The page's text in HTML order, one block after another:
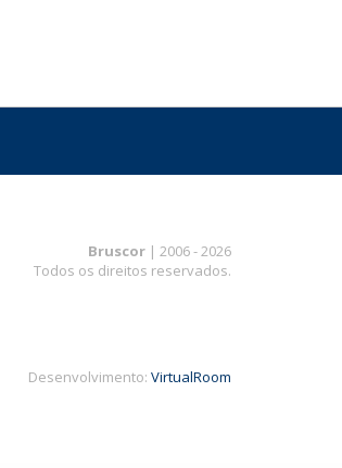
Bruscor | 2006 - 2026
Todos os direitos reservados.
Desenvolvimento: VirtualRoom